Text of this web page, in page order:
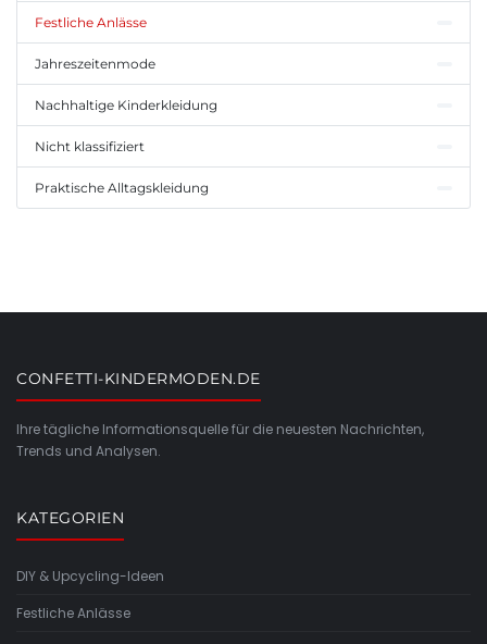
Festliche Anlässe
Jahreszeitenmode
Nachhaltige Kinderkleidung
Nicht klassifiziert
Praktische Alltagskleidung
CONFETTI-KINDERMODEN.DE
Ihre tägliche Informationsquelle für die neuesten Nachrichten,
Trends und Analysen.
KATEGORIEN
DIY & Upcycling-Ideen
Festliche Anlässe